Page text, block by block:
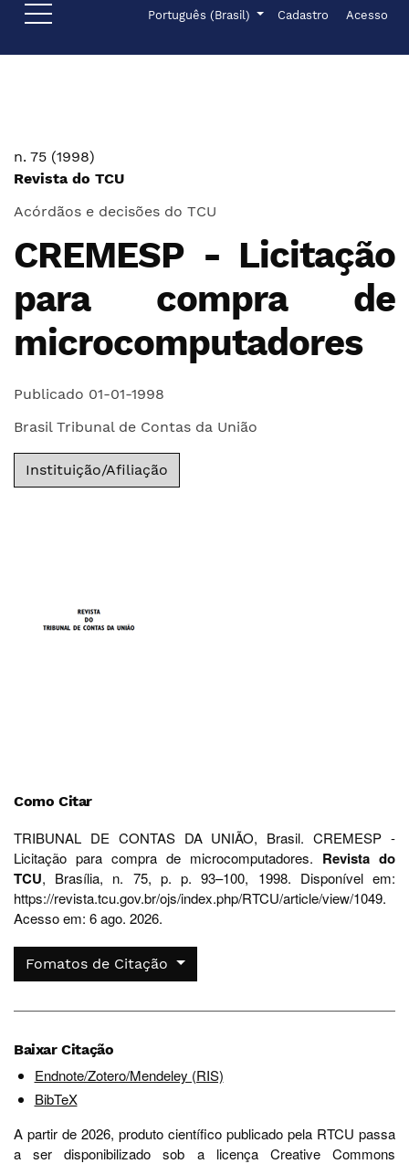
Ir para o menu de navegação principal
Ir para o conteúdo principal
Ir para o rodapé Idioma
Português (Brasil)
Menu de Cadastro Acesso
n. 75 (1998)
Revista do TCU
Acórdãos e decisões do TCU
CREMESP - Licitação
para compra de
microcomputadores
Publicado 01-01-1998
Brasil Tribunal de Contas da União
Instituição/Afiliação
Como Citar
TRIBUNAL DE CONTAS DA UNIÃO, Brasil. CREMESP -
Licitação para compra de microcomputadores. Revista do
TCU, Brasília, n. 75, p. p. 93–100, 1998. Disponível em:
https://revista.tcu.gov.br/ojs/index.php/RTCU/article/view/1049.
Acesso em: 6 ago. 2026.
Fomatos de Citação
Baixar Citação
Endnote/Zotero/Mendeley (RIS)
BibTeX
A partir de 2026, produto científico publicado pela RTCU passa
a ser disponibilizado sob a licença Creative Commons